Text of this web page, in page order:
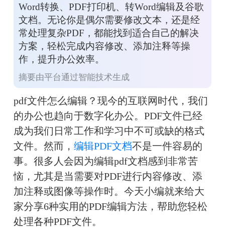
Word转换、PDF打印机、转Word编辑及谷歌
文档。无论你是偶尔需要修改文本，还是经
常处理复杂PDF，都能找到适合自己的解决
方案，轻松完成内容修改、添加注释等操
作，提升办公效率。
摘要由平台通过智能技术生成
pdf文件怎么编辑？现今的互联网时代，我们
的办公也趋向于数字化办公。PDF文件已经
成为我们日常工作和学习中不可或缺的格式
文件。然而， 编辑PDF文档不是一件容易的
事。很多人会因为编辑pdf文档感到非常苦
恼，尤其是当需要对PDF进行内容修改、添
加注释或图像等操作时。今天小编就来给大
家分享6种实用的PDF编辑方法，帮助您轻松
处理各种PDF文件。